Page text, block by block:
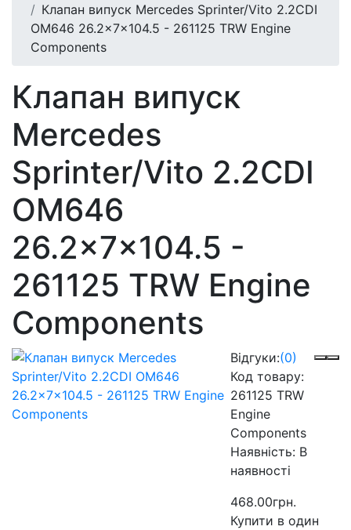
Клапан випуск Mercedes Sprinter/Vito 2.2CDI
OM646 26.2x7x104.5 - 261125 TRW Engine
Components
Клапан випуск
Mercedes
Sprinter/Vito 2.2CDI
OM646
26.2x7x104.5 -
261125 TRW Engine
Components
Відгуки:(0)
Код товару:
261125 TRW
Engine
Components
Наявність: В
наявності
468.00грн.
Купити в один